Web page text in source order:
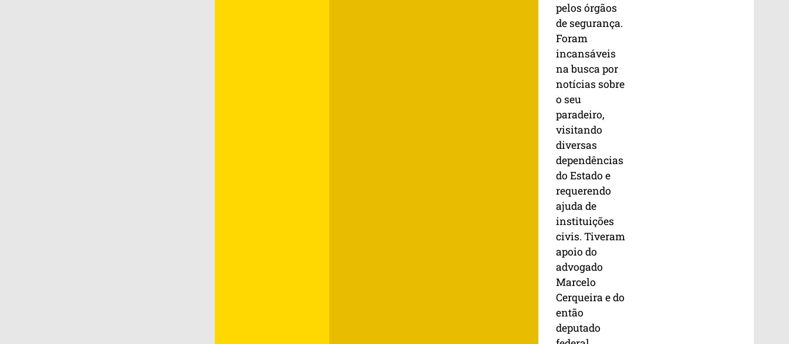
pelos órgãos
de segurança.
Foram
incansáveis
na busca por
notícias sobre
o seu
paradeiro,
visitando
diversas
dependências
do Estado e
requerendo
ajuda de
instituições
civis. Tiveram
apoio do
advogado
Marcelo
Cerqueira e do
então
deputado